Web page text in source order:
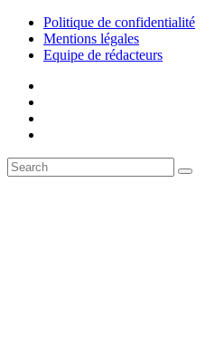
Politique de confidentialité
Mentions légales
Equipe de rédacteurs